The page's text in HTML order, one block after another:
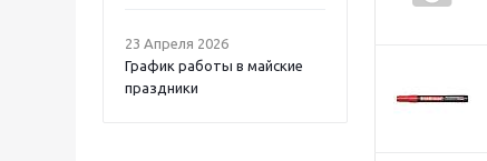
23 Апреля 2026
График работы в майские
праздники